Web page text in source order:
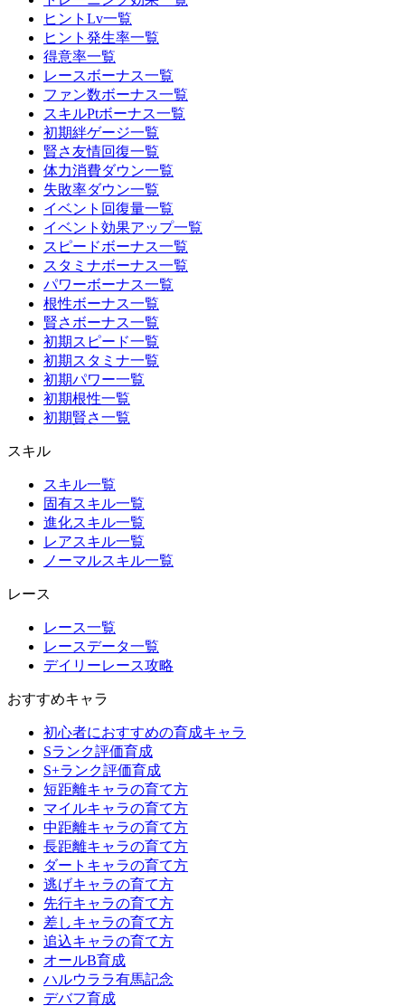
ヒントLv一覧
ヒント発生率一覧
得意率一覧
レースボーナス一覧
ファン数ボーナス一覧
スキルPtボーナス一覧
初期絆ゲージ一覧
賢さ友情回復一覧
体力消費ダウン一覧
失敗率ダウン一覧
イベント回復量一覧
イベント効果アップ一覧
スピードボーナス一覧
スタミナボーナス一覧
パワーボーナス一覧
根性ボーナス一覧
賢さボーナス一覧
初期スピード一覧
初期スタミナ一覧
初期パワー一覧
初期根性一覧
初期賢さ一覧
スキル
スキル一覧
固有スキル一覧
進化スキル一覧
レアスキル一覧
ノーマルスキル一覧
レース
レース一覧
レースデータ一覧
デイリーレース攻略
おすすめキャラ
初心者におすすめの育成キャラ
Sランク評価育成
S+ランク評価育成
短距離キャラの育て方
マイルキャラの育て方
中距離キャラの育て方
長距離キャラの育て方
ダートキャラの育て方
逃げキャラの育て方
先行キャラの育て方
差しキャラの育て方
追込キャラの育て方
オールB育成
ハルウララ有馬記念
デバフ育成